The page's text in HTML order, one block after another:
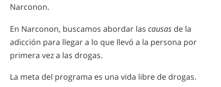
Narconon.
En Narconon, buscamos abordar las causas de la
adicción para llegar a lo que llevó a la persona por
primera vez a las drogas.
La meta del programa es una vida libre de drogas.